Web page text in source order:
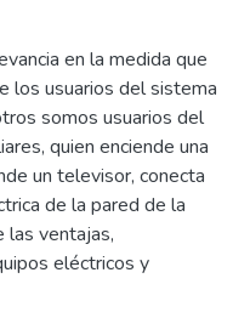
en la medida que
los usuarios del sistema
somos usuarios del
quien enciende una
un televisor, conecta
de la pared de la
las ventajas,
eléctricos y